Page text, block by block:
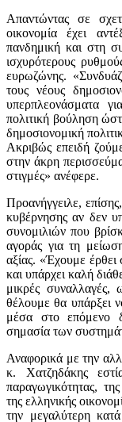
Απαντώντας σε
οικονομία έχει
πανδημική και στη
ισχυρότερους
ευρωζώνης.
τους νέους
υπερπλεονάσματα
πολιτική βούληση
δημοσιονομική
Ακριβώς επειδή
στην άκρη
στιγμές» ανέφερε.
Προανήγγειλε,
κυβέρνησης αν δεν
συνομιλιών που
αγοράς για τη
αξίας. «Έχουμε έρθει
και υπάρχει καλή
μικρές συναλλαγές,
θέλουμε θα υπάρξει
μέσα στο επόμενο
σημασία των
Αναφορικά με την
κ. Χατζηδάκης
παραγωγικότητας,
της ελληνικής
την μεγαλύτερη